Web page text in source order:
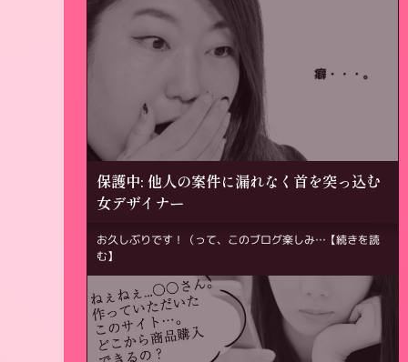
保護中: 他人の案件に漏れなく首を突っ込む
女デザイナー
お久しぶりです！（って、このブログ楽しみ… 【続きを読
む】